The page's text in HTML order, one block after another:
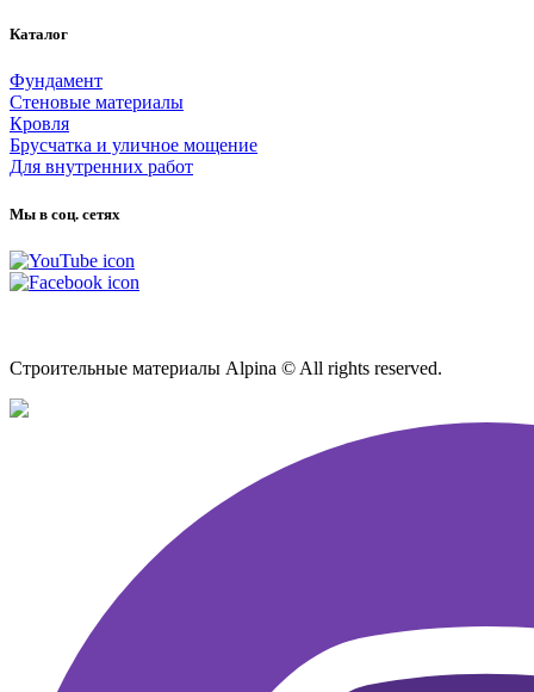
Каталог
Фундамент
Стеновые материалы
Кровля
Брусчатка и уличное мощение
Для внутренних работ
Мы в соц. сетях
Строительные материалы Alpina © All rights reserved.